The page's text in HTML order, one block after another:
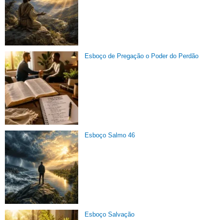
Esboço de Pregação o Poder do Perdão
Esboço Salmo 46
Esboço Salvação